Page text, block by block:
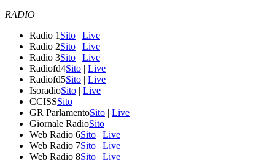
RADIO
Radio 1 Sito | Live
Radio 2Sito | Live
Radio 3Sito | Live
Radiofd4Sito | Live
Radiofd5Sito | Live
IsoradioSito | Live
CCISSSito
GR ParlamentoSito | Live
Giornale RadioSito
Web Radio 6Sito | Live
Web Radio 7Sito | Live
Web Radio 8Sito | Live